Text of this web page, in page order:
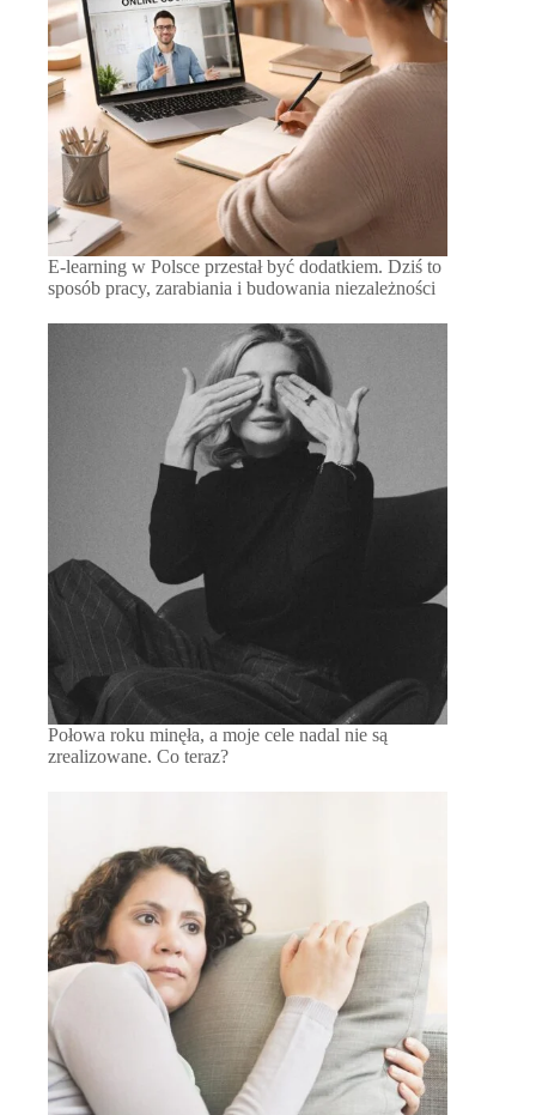
E-learning w Polsce przestał być dodatkiem. Dziś to
sposób pracy, zarabiania i budowania niezależności
Połowa roku minęła, a moje cele nadal nie są
zrealizowane. Co teraz?